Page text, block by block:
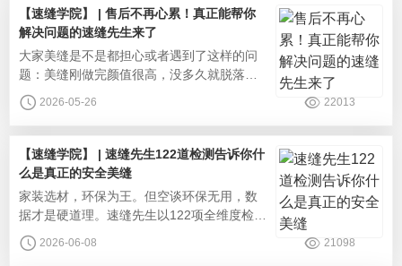
务，重新定义美缝体验，让你真正实现“躺
平”享受，坐等一个完美新家。美缝并非“一刀
切”的工程，因为不同空间对材料的性能要求
千差万别，为此，速缝先生
【速缝学院】 | 售后不再心累！真正能帮你
解决问题的速缝先生来了
‌大家美缝是不是都担心或者遇到了这样的问
题：美缝刚做完颜值很高，没多久就脱落变
色？出了问题商家和师傅互相推诿？售前承
诺了很多，结果售后各种理由拒绝？我们都
满口承诺，但无奈的是能够落实的却很少。
面对行业沉疴，速缝先生早已推出“合同质保
+电子质保+全程响应”的售后模式，将质保权
益数字化、透明化、可追溯，让每
2026-05-26 22013
【速缝学院】 | 速缝先生122道检测告诉你什
么是真正的安全美缝
‌家装选材，环保为王。但空谈环保无用，数
据才是硬道理。速缝先生以122项全维度检测
（覆盖环保、物理性能），用真实可查、编
号可验的检测报告，直面争议，保证真正的
2026-06-08 21098